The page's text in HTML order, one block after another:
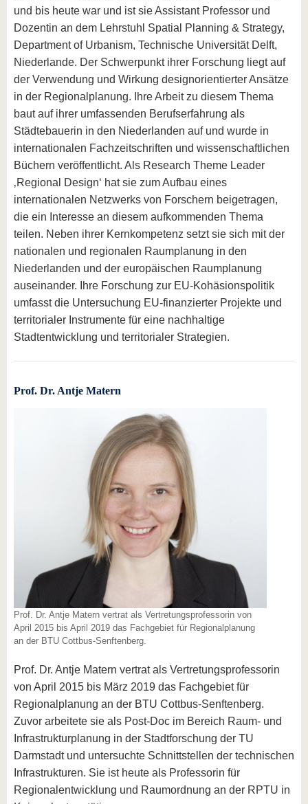
und bis heute war und ist sie Assistant Professor und
Dozentin an dem Lehrstuhl Spatial Planning & Strategy,
Department of Urbanism, Technische Universität Delft,
Niederlande. Der Schwerpunkt ihrer Forschung liegt auf
der Verwendung und Wirkung designorientierter Ansätze
in der Regionalplanung. Ihre Arbeit zu diesem Thema
baut auf ihrer umfassenden Berufserfahrung als
Städtebauerin in den Niederlanden auf und wurde in
internationalen Fachzeitschriften und wissenschaftlichen
Büchern veröffentlicht. Als Research Theme Leader
‚Regional Design‘ hat sie zum Aufbau eines
internationalen Netzwerks von Forschern beigetragen,
die ein Interesse an diesem aufkommenden Thema
teilen. Neben ihrer Kernkompetenz setzt sie sich mit der
nationalen und regionalen Raumplanung in den
Niederlanden und der europäischen Raumplanung
auseinander. Ihre Forschung zur EU-Kohäsionspolitik
umfasst die Untersuchung EU-finanzierter Projekte und
territorialer Instrumente für eine nachhaltige
Stadtentwicklung und territorialer Strategien.
Prof. Dr. Antje Matern
Prof. Dr. Antje Matern vertrat als Vertretungsprofessorin von
April 2015 bis April 2019 das Fachgebiet für Regionalplanung
an der BTU Cottbus-Senftenberg.
Prof. Dr. Antje Matern vertrat als Vertretungsprofessorin
von April 2015 bis März 2019 das Fachgebiet für
Regionalplanung an der BTU Cottbus-Senftenberg.
Zuvor arbeitete sie als Post-Doc im Bereich Raum- und
Infrastrukturplanung in der Stadtforschung der TU
Darmstadt und untersuchte Schnittstellen der technischen
Infrastrukturen. Sie ist heute als Professorin für
Regionalentwicklung und Raumordnung an der RPTU in